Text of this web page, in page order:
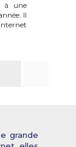
à une
Il
grande